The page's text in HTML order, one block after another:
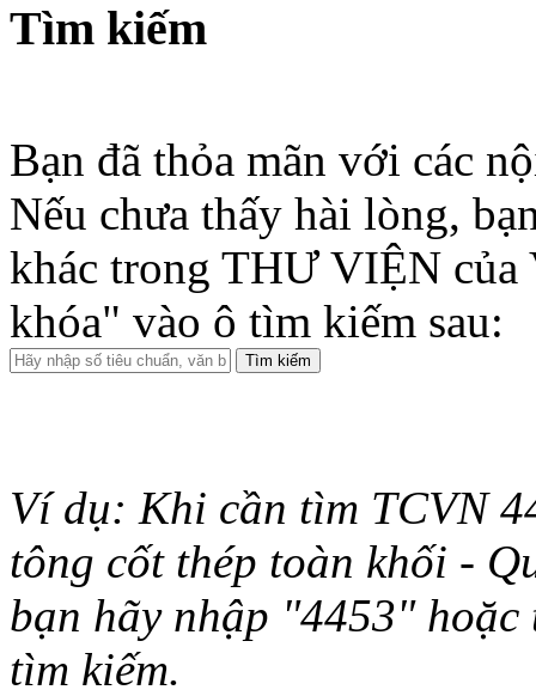
Tìm kiếm
Bạn đã thỏa mãn với các
Nếu chưa thấy hài lòng,
khác trong THƯ VIỆN của
khóa" vào ô tìm kiếm sau:
Ví dụ: Khi cần tìm TCVN
tông cốt thép toàn khối -
bạn hãy nhập "4453"
tìm kiếm.